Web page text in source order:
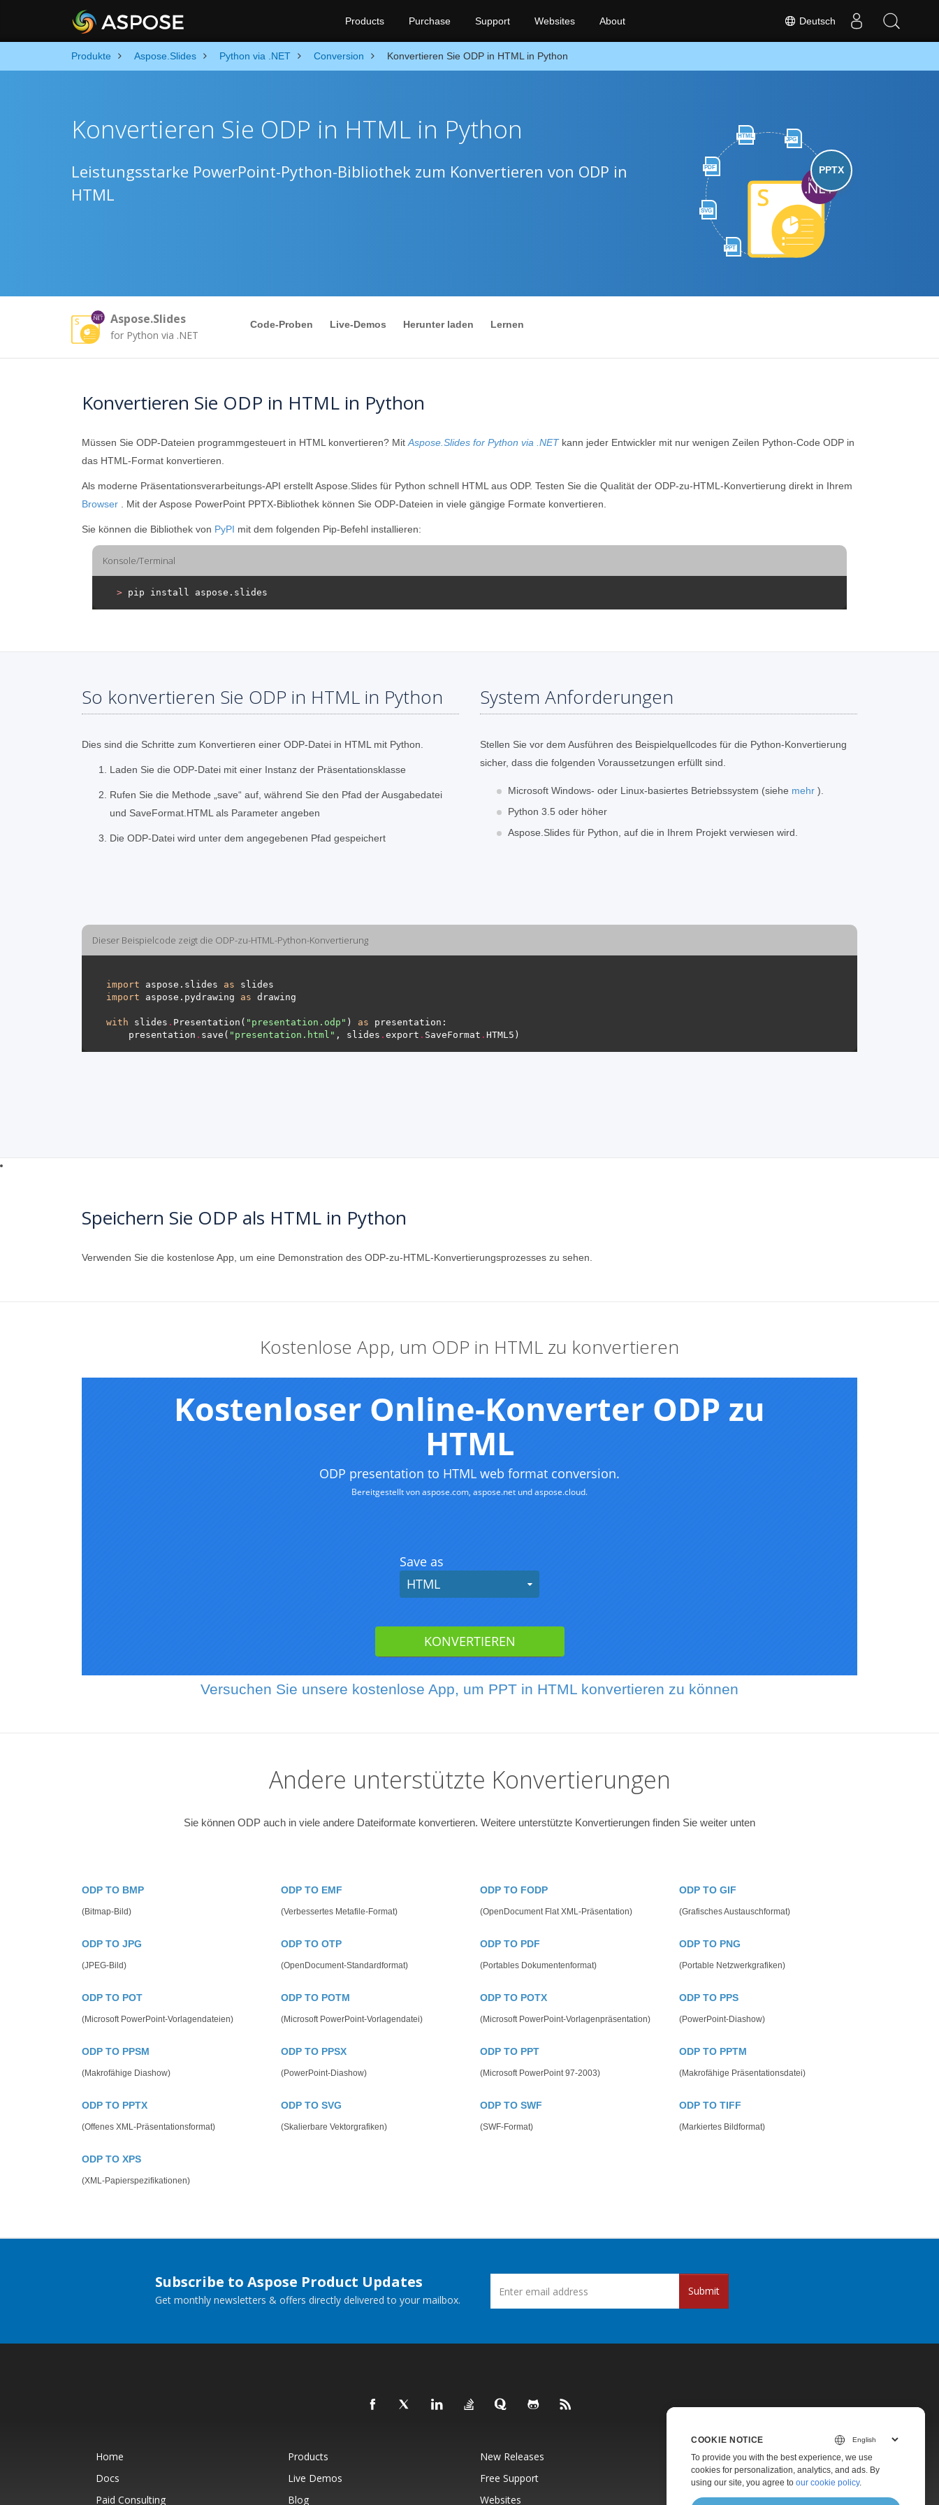
Deutsch
Products Purchase Support Websites About
Produkte Aspose.Slides Python via .NET Conversion Konvertieren Sie ODP in HTML in Python
HTML
JPG
PDF
SVG
PPT
PPTX
Konvertieren Sie ODP in HTML in Python
Leistungsstarke PowerPoint-Python-Bibliothek zum Konvertieren von ODP in
HTML
Aspose.Slides
for Python via .NET
Code-Proben Live-Demos Herunter laden Lernen
Konvertieren Sie ODP in HTML in Python
Müssen Sie ODP-Dateien programmgesteuert in HTML konvertieren? Mit Aspose.Slides for Python via .NETkann jeder Entwickler mit nur wenigen Zeilen Python-Code ODP in
das HTML-Format konvertieren.
Als moderne Präsentationsverarbeitungs-API erstellt Aspose.Slides für Python schnell HTML aus ODP. Testen Sie die Qualität der ODP-zu-HTML-Konvertierung direkt in Ihrem
Browser . Mit der Aspose PowerPoint PPTX-Bibliothek können Sie ODP-Dateien in viele gängige Formate konvertieren.
Sie können die Bibliothek von PyPI mit dem folgenden Pip-Befehl installieren:
Konsole/Terminal
> pip install aspose.slides
So konvertieren Sie ODP in HTML in Python
Dies sind die Schritte zum Konvertieren einer ODP-Datei in HTML mit Python.
Laden Sie die ODP-Datei mit einer Instanz der Präsentationsklasse
Rufen Sie die Methode „save“ auf, während Sie den Pfad der Ausgabedatei
und SaveFormat.HTML als Parameter angeben
Die ODP-Datei wird unter dem angegebenen Pfad gespeichert
System Anforderungen
Stellen Sie vor dem Ausführen des Beispielquellcodes für die Python-Konvertierung
sicher, dass die folgenden Voraussetzungen erfüllt sind.
Microsoft Windows- oder Linux-basiertes Betriebssystem (siehe mehr ).
Python 3.5 oder höher
Aspose.Slides für Python, auf die in Ihrem Projekt verwiesen wird.
Dieser Beispielcode zeigt die ODP-zu-HTML-Python-Konvertierung
import aspose.slides as
import aspose.pydrawing as
with slides . Presentation( "presentation.odp" ) as
    presentation
. save( "presentation.html" , slides . export . SaveFormat .
Speichern Sie ODP als HTML in Python
Verwenden Sie die kostenlose App, um eine Demonstration des ODP-zu-HTML-Konvertierungsprozesses zu sehen.
Kostenlose App, um ODP in HTML zu konvertieren
Versuchen Sie unsere kostenlose App, um PPT in HTML konvertieren zu können
Andere unterstützte Konvertierungen
Sie können ODP auch in viele andere Dateiformate konvertieren. Weitere unterstützte Konvertierungen finden Sie weiter unten
ODP TO BMP
(Bitmap-Bild)
ODP TO EMF
(Verbessertes Metafile-Format)
ODP TO FODP
(OpenDocument Flat XML-Präsentation)
ODP TO GIF
(Grafisches Austauschformat)
ODP TO JPG
(JPEG-Bild)
ODP TO OTP
(OpenDocument-Standardformat)
ODP TO PDF
(Portables Dokumentenformat)
ODP TO PNG
(Portable Netzwerkgrafiken)
ODP TO POT
(Microsoft PowerPoint-Vorlagendateien)
ODP TO POTM
(Microsoft PowerPoint-Vorlagendatei)
ODP TO POTX
(Microsoft PowerPoint-Vorlagenpräsentation)
ODP TO PPS
(PowerPoint-Diashow)
ODP TO PPSM
(Makrofähige Diashow)
ODP TO PPSX
(PowerPoint-Diashow)
ODP TO PPT
(Microsoft PowerPoint 97-2003)
ODP TO PPTM
(Makrofähige Präsentationsdatei)
ODP TO PPTX
(Offenes XML-Präsentationsformat)
ODP TO SVG
(Skalierbare Vektorgrafiken)
ODP TO SWF
(SWF-Format)
ODP TO TIFF
(Markiertes Bildformat)
ODP TO XPS
(XML-Papierspezifikationen)
Subscribe to Aspose Product Updates
Get monthly newsletters & offers directly delivered to your mailbox.
Submit
Home Products New Releases
Pricing
Docs
Live Demos Free Support
Paid Support
Paid Consulting
Blog Websites About
COOKIE NOTICE
To provide you with the best experience, we use
cookies for personalization, analytics, and ads. By
using our site, you agree to our cookie policy.